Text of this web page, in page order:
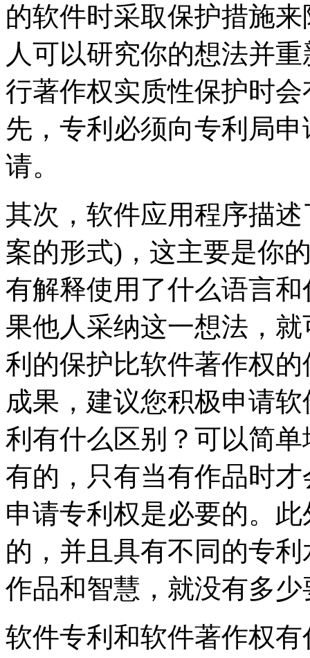
的软件时采取保护措施
人可以研究你的想法并
行著作权实质性保护时
先，专利必须向专利局
请。
其次，软件应用程序描
案的形式)，这主要是你
有解释使用了什么语言
果他人采纳这一想法，
利的保护比软件著作权
成果，建议您积极申请
利有什么区别？可以简
有的，只有当有作品时
申请专利权是必要的。
的，并且具有不同的专
作品和智慧，就没有多少
软件专利和软件著作权